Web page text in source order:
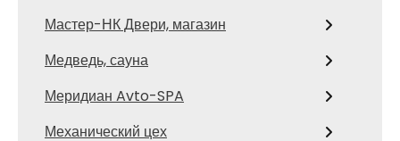
Мастер-НК Двери, магазин
Медведь, сауна
Меридиан Avto-SPA
Механический цех